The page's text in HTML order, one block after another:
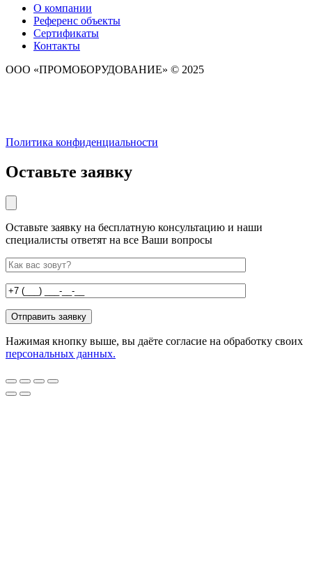
О компании
Референс объекты
Сертификаты
Контакты
ООО «ПРОМОБОРУДОВАНИЕ» © 2025
Политика конфиденциальности
Оставьте заявку
Оставьте заявку на бесплатную консультацию и наши
специалисты ответят на все Ваши вопросы
Нажимая кнопку выше, вы даёте согласие на обработку своих
персональных данных.